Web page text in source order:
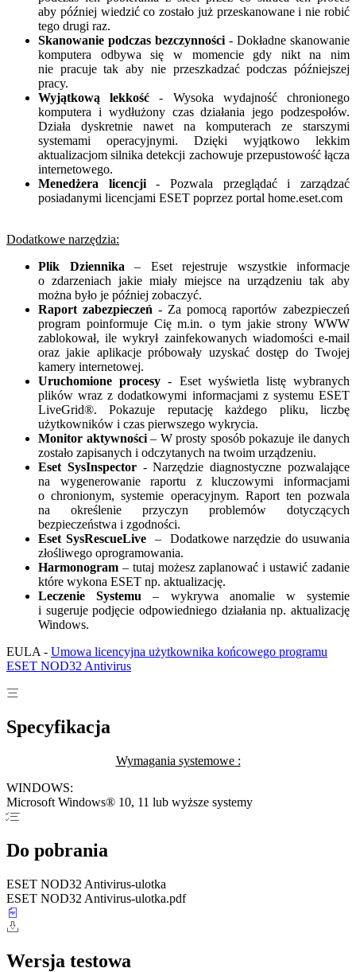
aby później wiedzić co zostało już przeskanowane i nie robić
tego drugi raz.
Skanowanie podczas bezczynności - Dokładne skanowanie
komputera odbywa się w momencie gdy nikt na nim
nie pracuje tak aby nie przeszkadzać podczas późniejszej
pracy.
Wyjątkową lekkość- Wysoka wydajność chronionego
komputera i wydłużony czas działania jego podzespołów.
Działa dyskretnie nawet na komputerach ze starszymi
systemami operacyjnymi. Dzięki wyjątkowo lekkim
aktualizacjom silnika detekcji zachowuje przepustowość łącza
internetowego.
Menedżera licencji- Pozwala przeglądać i zarządzać
posiadanymi licencjami ESET poprzez portal home.eset.com
Dodatkowe narzędzia:
Plik Dziennika – Eset rejestruje wszystkie informacje
o zdarzeniach jakie miały miejsce na urządzeniu tak aby
można było je później zobaczyć.
Raport zabezpieczeń - Za pomocą raportów zabezpieczeń
program poinformuje Cię m.in. o tym jakie strony WWW
zablokował, ile wykrył zainfekowanych wiadomości e-mail
oraz jakie aplikacje próbowały uzyskać dostęp do Twojej
kamery internetowej.
Uruchomione procesy - Eset wyświetla listę wybranych
plików wraz z dodatkowymi informacjami z systemu ESET
LiveGrid®. Pokazuje reputację każdego pliku, liczbę
użytkowników i czas pierwszego wykrycia.
Monitor aktywności– W prosty sposób pokazuje ile danych
zostało zapisanych i odczytanych na twoim urządzeniu.
Eset SysInspector - Narzędzie diagnostyczne pozwalające
na wygenerowanie raportu z kluczowymi informacjami
o chronionym, systemie operacyjnym. Raport ten pozwala
na określenie przyczyn problemów dotyczących
bezpieczeństwa i zgodności.
Eset SysRescueLive – Dodatkowe narzędzie do usuwania
złośliwego oprogramowania.
Harmonogram – tutaj możesz zaplanować i ustawić zadanie
które wykona ESET np. aktualizację.
Leczenie Systemu– wykrywa anomalie w systemie
i sugeruje podjęcie odpowiedniego działania np. aktualizację
Windows.
EULA - Umowa licencyjna użytkownika końcowego programu
ESET NOD32 Antivirus
Specyfikacja
Wymagania systemowe :
WINDOWS:
Microsoft Windows® 10, 11 lub wyższe systemy
Do pobrania
ESET NOD32 Antivirus-ulotka
ESET NOD32 Antivirus-ulotka.pdf
Wersja testowa